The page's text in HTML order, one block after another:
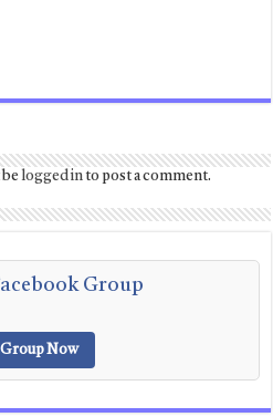
belogged into post a comment.
Group
Group Now